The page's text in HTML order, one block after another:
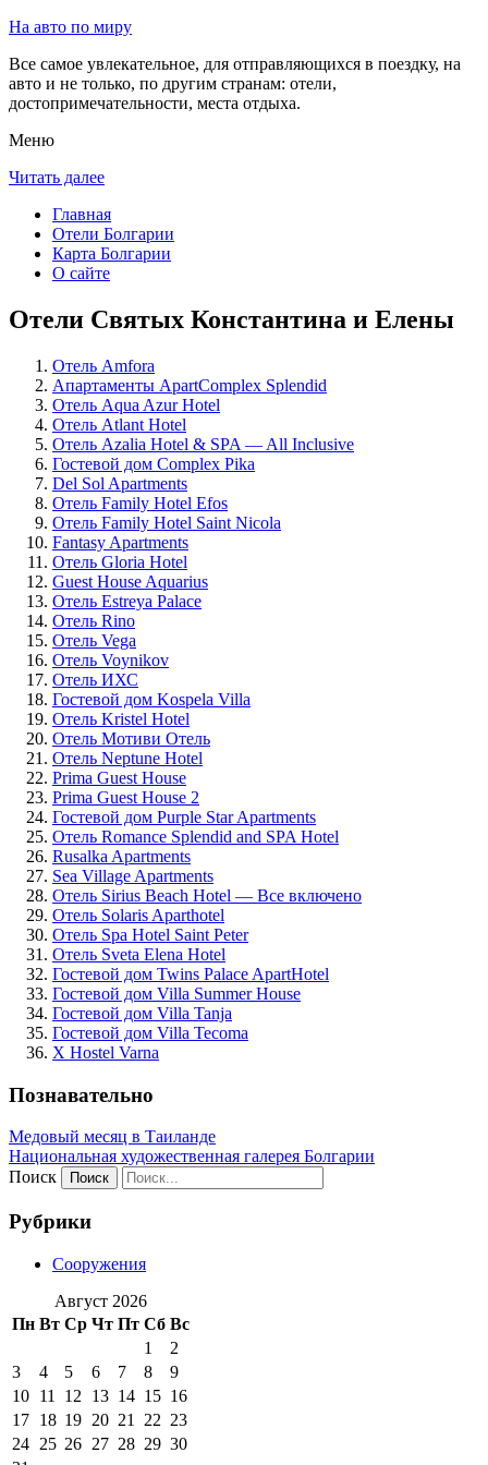
На авто по миру
Все самое увлекательное, для отправляющихся в поездку, на
авто и не только, по другим странам: отели,
достопримечательности, места отдыха.
Меню
Читать далее
Главная
Отели Болгарии
Карта Болгарии
О сайте
Отели Святых Константина и Елены
Отель Amfora
Апартаменты ApartComplex Splendid
Отель Aqua Azur Hotel
Отель Atlant Hotel
Отель Azalia Hotel & SPA — All Inclusive
Гостевой дом Complex Pika
Del Sol Apartments
Отель Family Hotel Efos
Отель Family Hotel Saint Nicola
Fantasy Apartments
Отель Gloria Hotel
Guest House Aquarius
Отель Estreya Palace
Отель Rino
Отель Vega
Отель Voynikov
Отель ИХС
Гостевой дом Kospela Villa
Отель Kristel Hotel
Отель Мотиви Отель
Отель Neptune Hotel
Prima Guest House
Prima Guest House 2
Гостевой дом Purple Star Apartments
Отель Romance Splendid and SPA Hotel
Rusalka Apartments
Sea Village Apartments
Отель Sirius Beach Hotel — Все включено
Отель Solaris Aparthotel
Отель Spa Hotel Saint Peter
Отель Sveta Elena Hotel
Гостевой дом Twins Palace ApartHotel
Гостевой дом Villa Summer House
Гостевой дом Villa Tanja
Гостевой дом Villa Tecoma
X Hostel Varna
Познавательно
Медовый месяц в Таиланде
Национальная художественная галерея Болгарии
Поиск
Рубрики
Сооружения
Август 2026
Пн Вт Ср Чт Пт Сб Вс
1
2
3
4 5 6 7 8
9
10 11 12 13 14 15 16
17 18 19 20 21 22 23
24 25 26 27 28 29 30